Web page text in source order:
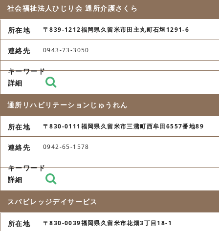
社会福祉法人ひじり会 通所介護さくら
〒839-1212福岡県久留米市田主丸町石垣1291-6
0943-73-3050
通所リハビリテーションじゅうれん
〒830-0111福岡県久留米市三潴町西牟田6557番地89
0942-65-1578
スパビレッジデイサービス
〒830-0039福岡県久留米市花畑3丁目18-1